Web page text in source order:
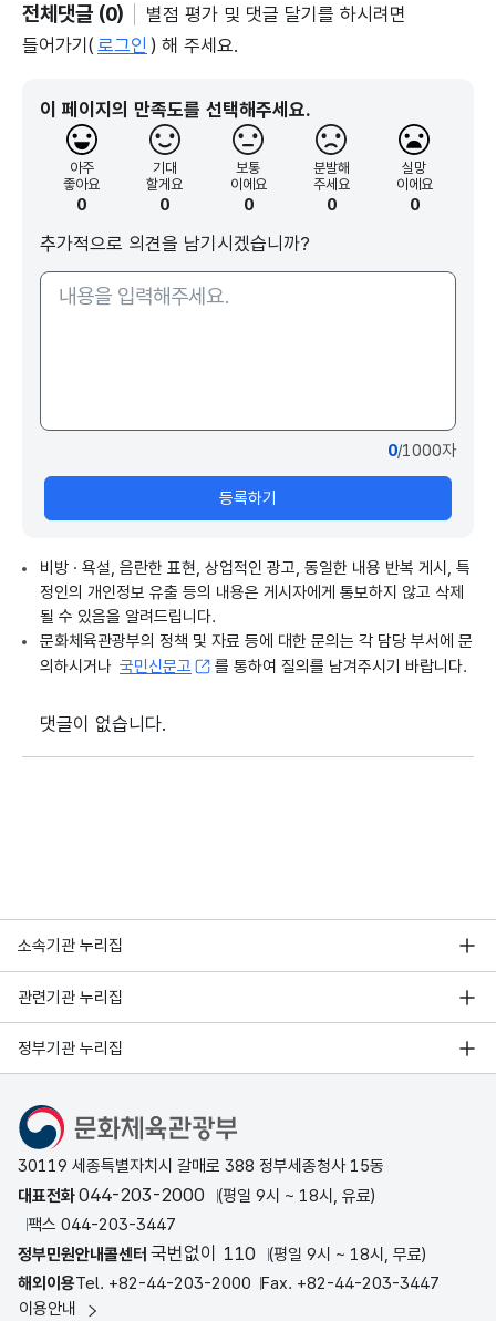
전체댓글 (0)
별점 평가 및 댓글 달기를 하시려면
들어가기( 로그인 ) 해 주세요.
이 페이지의 만족도를 선택해주세요.
아주
좋아요
0
기대
할게요
0
보통
이에요
0
분발해
주세요
0
실망
이에요
0
추가적으로 의견을 남기시겠습니까?
0/1000자
등록하기
비방 · 욕설, 음란한 표현, 상업적인 광고, 동일한 내용 반복 게시, 특
정인의 개인정보 유출 등의 내용은 게시자에게 통보하지 않고 삭제
될 수 있음을 알려드립니다.
문화체육관광부의 정책 및 자료 등에 대한 문의는 각 담당 부서에 문
의하시거나 국민신문고 를 통하여 질의를 남겨주시기 바랍니다.
댓글이 없습니다.
소속기관 누리집
관련기관 누리집
정부기관 누리집
문화체육관광부
30119 세종특별자치시 갈매로 388 정부세종청사 15동
대표전화044-203-2000
(평일 9시 ~ 18시, 유료)
팩스 044-203-3447
정부민원안내콜센터 국번없이 110
(평일 9시 ~ 18시, 무료)
해외이용Tel. +82-44-203-2000 Fax. +82-44-203-3447
이용안내